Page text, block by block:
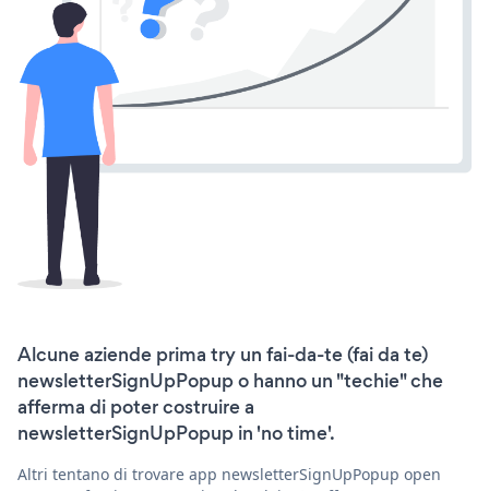
Alcune aziende prima try un fai-da-te (fai da te)
newsletterSignUpPopup o hanno un "techie" che
afferma di poter costruire a
newsletterSignUpPopup in 'no time'.
Altri tentano di trovare app newsletterSignUpPopup open